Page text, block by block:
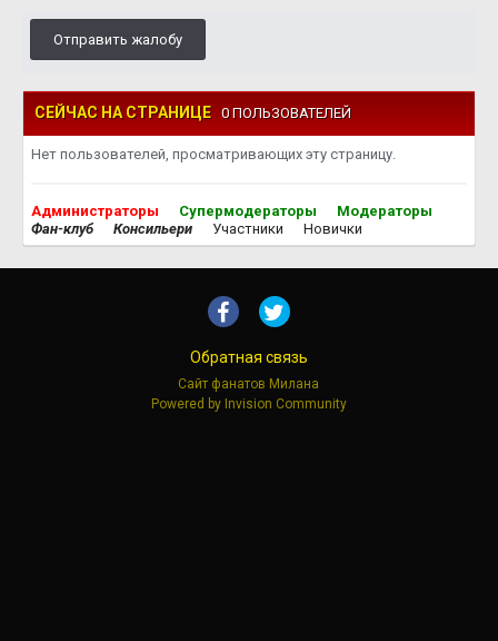
Отправить жалобу
СЕЙЧАС НА СТРАНИЦЕ 0 ПОЛЬЗОВАТЕЛЕЙ
Нет пользователей, просматривающих эту страницу.
Администраторы Супермодераторы
Модераторы
Фан-клуб
Консильери Участники Новички
Обратная связь
Сайт фанатов Милана
Powered by Invision Community